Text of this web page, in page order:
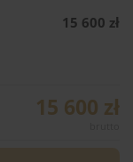
15 600 zł
15 600 zł